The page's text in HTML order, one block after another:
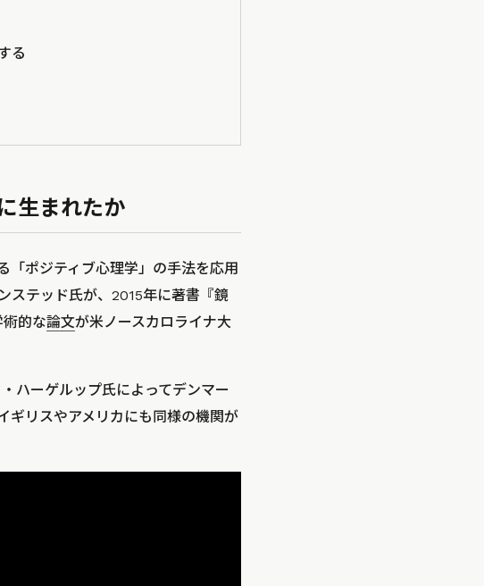
る
生まれたか
「ポジティブ心理学」の手法を応用
ステッド氏が、2015年に著書『鏡
的な論文が米ノースカロライナ大
ハーゲルップ氏によってデンマー
ギリスやアメリカにも同様の機関が